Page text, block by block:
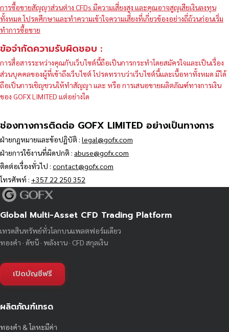
การซื้อขายสัญญาส่วนต่าง CFDs มีความเสี่ยงสูง และคุณอาจสูญเสียเงินลงทุน
ทั้งหมด โปรดศึกษาและทำความเข้าใจความเสี่ยงที่เกี่ยวข้องอย่างถี่ถ้วนก่อนเริ่ม
ทำการซื้อขาย
ข้อจำกัดความรับผิดชอบ :
การสื่อสารระหว่างคุณกับเว็บไซต์นี้ถือเป็นการกระทำโดยสมัครใจและเป็นเรื่อง
ส่วนบุคคลของผู้ที่เข้าถึงเว็บไซต์ โปรดทราบว่าเว็บไซต์นี้และเนื้อหาทั้งหมด มิได้
ถือเป็นการเชิญชวนให้ทำสัญญา และ หรือ การเสนอขายผลิตภัณฑ์ทางการเงิน
ของ GOFX LIMITED แต่อย่างใด
ช่องทางการติดต่อ GOFX LIMITED อย่างเป็นทางการ
ฝ่ายกฎหมายและข้อปฏิบัติ : legal@gofx.com
ฝ่ายการใช้งานที่ผิดปกติ : abuse@gofx.com
ติดต่อเรื่องทั่วไป : contact@gofx.com
โทรศัพท์ : +357 22 250 352
Global Multi-Asset CFD Trading Platform
เทรดสินทรัพย์ทั่วโลกบนแพลตฟอร์มเดียว
ทองคำ · ดัชนี · พลังงาน · CFD สกุลเงิน
เปิดบัญชีฟรี
ผลิตภัณฑ์เทรด
ทองคำ & โลหะมีค่า